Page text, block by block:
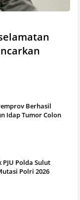
Berhasil
Idap Tumor Colon
Polda Sulut
Polri 2026